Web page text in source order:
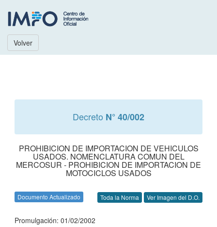
Volver
Decreto N° 40/002
PROHIBICION DE IMPORTACION DE VEHICULOS
USADOS. NOMENCLATURA COMUN DEL
MERCOSUR - PROHIBICION DE IMPORTACION DE
MOTOCICLOS USADOS
Documento Actualizado Toda la Norma Ver Imagen del D.O.
Promulgación: 01/02/2002